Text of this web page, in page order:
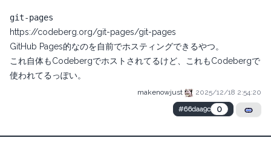
git-pages
https://codeberg.org/git-pages/git-pages
GitHub Pages的なのを自前でホスティングできるやつ。
これ自体もCodebergでホストされてるけど、これもCodebergで
使われてるっぽい。
makenowjust
2025/12/18 2:54:20
#66daa9c
0